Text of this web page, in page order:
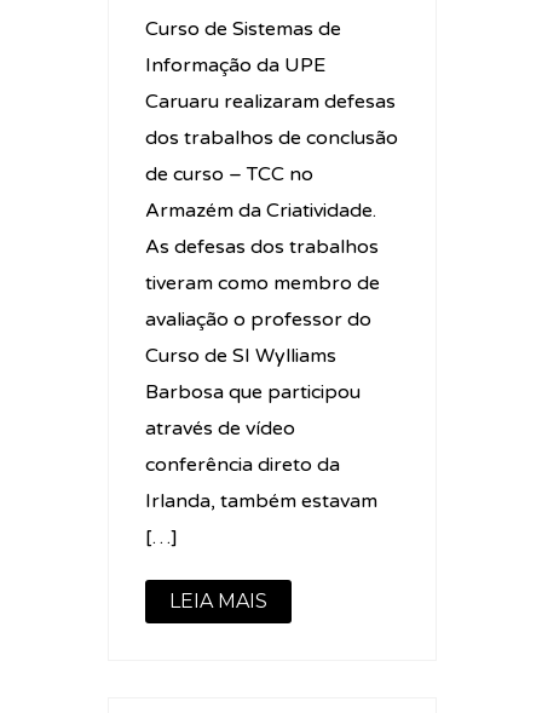
Curso de Sistemas de
Informação da UPE
Caruaru realizaram defesas
dos trabalhos de conclusão
de curso – TCC no
Armazém da Criatividade.
As defesas dos trabalhos
tiveram como membro de
avaliação o professor do
Curso de SI Wylliams
Barbosa que participou
através de vídeo
conferência direto da
Irlanda, também estavam
[…]
LEIA MAIS